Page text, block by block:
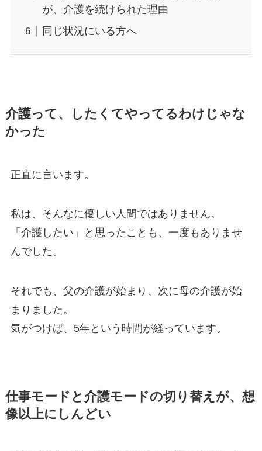
が、介護を続けられた理由
同じ状況にいる方へ
介護って、したくてやってるわけじゃな
かった
正直に言います。
私は、そんなに優しい人間ではありません。
「介護したい」と思ったことも、一度もありませ
んでした。
それでも、父の介護が始まり、次に母の介護が始
まりました。
気がつけば、5年という時間が経っています。
仕事モードと介護モードの切り替えが、想
像以上にしんどい